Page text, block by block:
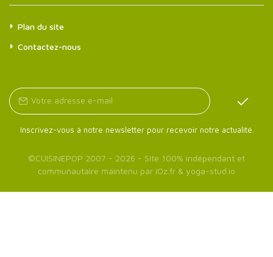
Plan du site
Contactez-nous
Inscrivez-vous à notre newsletter pour recevoir notre actualité.
©CUISINEPOP 2007 - 2026 - Site 100% indépendant et
communautaire maintenu par iOz.fr & yoga-stud.io